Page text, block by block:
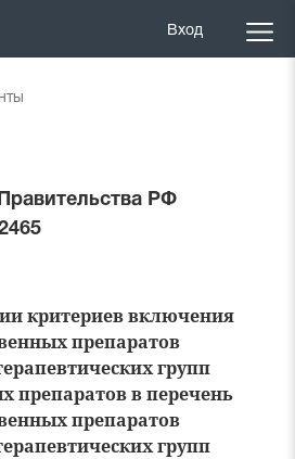
Вход
РФ
критериев включения
препаратов
групп
препаратов в перечень
препаратов
групп